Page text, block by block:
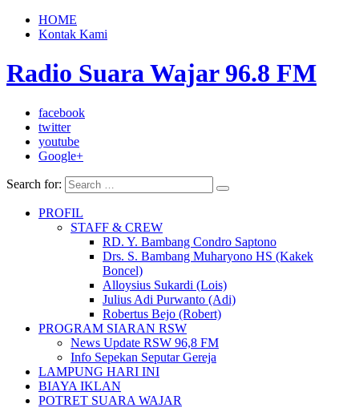
HOME
Kontak Kami
Radio Suara Wajar 96.8 FM
facebook
twitter
youtube
Google+
Search for:
PROFIL
STAFF & CREW
RD. Y. Bambang Condro Saptono
Drs. S. Bambang Muharyono HS (Kakek
Boncel)
Alloysius Sukardi (Lois)
Julius Adi Purwanto (Adi)
Robertus Bejo (Robert)
PROGRAM SIARAN RSW
News Update RSW 96,8 FM
Info Sepekan Seputar Gereja
LAMPUNG HARI INI
BIAYA IKLAN
POTRET SUARA WAJAR